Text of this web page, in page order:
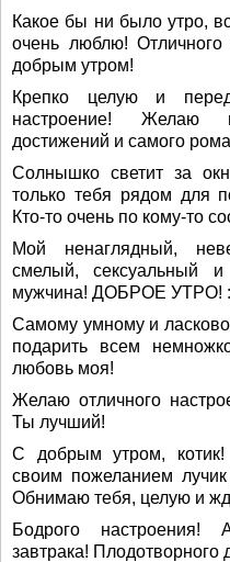
Какое бы ни было утро,
очень люблю!
добрым утром!
Крепко целую и
настроение! Желаю
достижений и самого
Солнышко светит за
только тебя рядом для
Кто-то очень по кому-то
Мой ненаглядный,
смелый, сексуальный и
мужчина! ДОБРОЕ УТРО!
Самому умному и
подарить всем
любовь моя!
Желаю отличного
Ты лучший!
С добрым утром,
своим пожеланием
Обнимаю тебя, целую и
Бодрого настроения!
завтрака!